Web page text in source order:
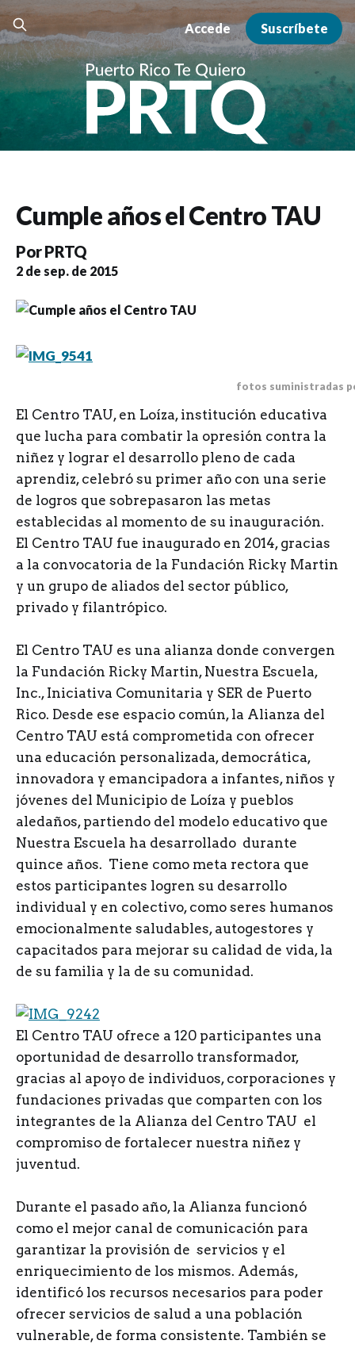
Accede Suscríbete
Cumple años el Centro TAU
PorPRTQ
2 de sep. de 2015
fotos suministradas
El Centro TAU, en Loíza, institución educativa
que lucha para combatir la opresión contra la
niñez y lograr el desarrollo pleno de cada
aprendiz, celebró su primer año con una serie
de logros que sobrepasaron las metas
establecidas al momento de su inauguración.
El Centro TAU fue inaugurado en 2014, gracias
a la convocatoria de la Fundación Ricky Martin
y un grupo de aliados del sector público,
privado y filantrópico.
El Centro TAU es una alianza donde convergen
la Fundación Ricky Martin, Nuestra Escuela,
Inc., Iniciativa Comunitaria y SER de Puerto
Rico. Desde ese espacio común, la Alianza del
Centro TAU está comprometida con ofrecer
una educación personalizada, democrática,
innovadora y emancipadora a infantes, niños y
jóvenes del Municipio de Loíza y pueblos
aledaños, partiendo del modelo educativo que
Nuestra Escuela ha desarrollado durante
quince años. Tiene como meta rectora que
estos participantes logren su desarrollo
individual y en colectivo, como seres humanos
emocionalmente saludables, autogestores y
capacitados para mejorar su calidad de vida, la
de su familia y la de su comunidad.
El Centro TAU ofrece a 120 participantes una
oportunidad de desarrollo transformador,
gracias al apoyo de individuos, corporaciones y
fundaciones privadas que comparten con los
integrantes de la Alianza del Centro TAU el
compromiso de fortalecer nuestra niñez y
juventud.
Durante el pasado año, la Alianza funcionó
como el mejor canal de comunicación para
garantizar la provisión de servicios y el
enriquecimiento de los mismos. Además,
identificó los recursos necesarios para poder
ofrecer servicios de salud a una población
vulnerable, de forma consistente. También se